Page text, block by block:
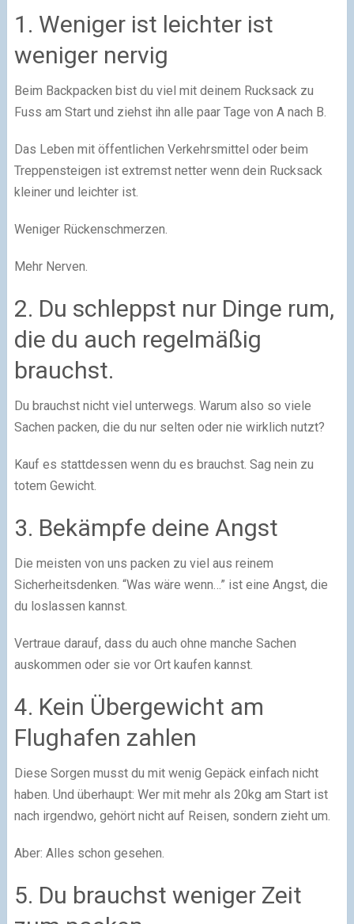
1. Weniger ist leichter ist
weniger nervig
Beim Backpacken bist du viel mit deinem Rucksack zu
Fuss am Start und ziehst ihn alle paar Tage von A nach B.
Das Leben mit öffentlichen Verkehrsmittel oder beim
Treppensteigen ist extremst netter wenn dein Rucksack
kleiner und leichter ist.
Weniger Rückenschmerzen.
Mehr Nerven.
2. Du schleppst nur Dinge rum,
die du auch regelmäßig
brauchst.
Du brauchst nicht viel unterwegs. Warum also so viele
Sachen packen, die du nur selten oder nie wirklich nutzt?
Kauf es stattdessen wenn du es brauchst. Sag nein zu
totem Gewicht.
3. Bekämpfe deine Angst
Die meisten von uns packen zu viel aus reinem
Sicherheitsdenken. “Was wäre wenn…” ist eine Angst, die
du loslassen kannst.
Vertraue darauf, dass du auch ohne manche Sachen
auskommen oder sie vor Ort kaufen kannst.
4. Kein Übergewicht am
Flughafen zahlen
Diese Sorgen musst du mit wenig Gepäck einfach nicht
haben. Und überhaupt: Wer mit mehr als 20kg am Start ist
nach irgendwo, gehört nicht auf Reisen, sondern zieht um.
Aber: Alles schon gesehen.
5. Du brauchst weniger Zeit